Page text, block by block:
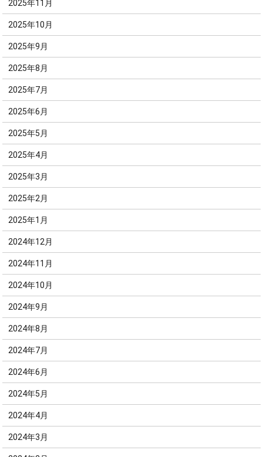
2025年11月
2025年10月
2025年9月
2025年8月
2025年7月
2025年6月
2025年5月
2025年4月
2025年3月
2025年2月
2025年1月
2024年12月
2024年11月
2024年10月
2024年9月
2024年8月
2024年7月
2024年6月
2024年5月
2024年4月
2024年3月